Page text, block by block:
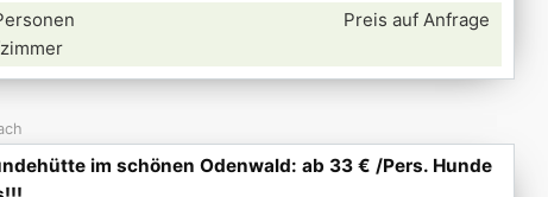
Preis auf Anfrage
im schönen Odenwald: ab 33 € /Pers. Hunde